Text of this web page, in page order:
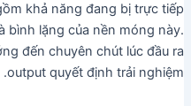
khả năng đang bị trực tiếp
bình lặng của nền móng này.
đến chuyên chút lúc đầu ra
output quyết định trải nghiệm.